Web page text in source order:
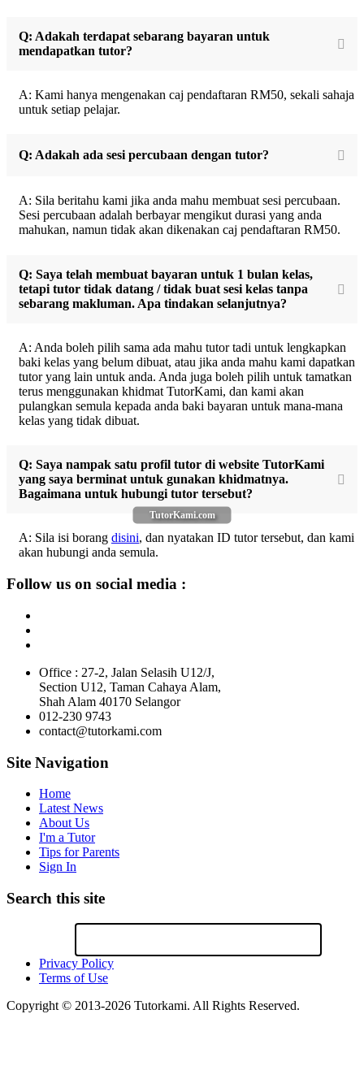
TutorKami.com
Q: Adakah terdapat sebarang bayaran untuk
mendapatkan tutor?
A: Kami hanya mengenakan caj pendaftaran RM50, sekali sahaja
untuk setiap pelajar.
Q: Adakah ada sesi percubaan dengan tutor?
A: Sila beritahu kami jika anda mahu membuat sesi percubaan.
Sesi percubaan adalah berbayar mengikut durasi yang anda
mahukan, namun tidak akan dikenakan caj pendaftaran RM50.
Q: Saya telah membuat bayaran untuk 1 bulan kelas,
tetapi tutor tidak datang / tidak buat sesi kelas tanpa
sebarang makluman. Apa tindakan selanjutnya?
A: Anda boleh pilih sama ada mahu tutor tadi untuk lengkapkan
baki kelas yang belum dibuat, atau jika anda mahu kami dapatkan
tutor yang lain untuk anda. Anda juga boleh pilih untuk tamatkan
terus menggunakan khidmat TutorKami, dan kami akan
pulangkan semula kepada anda baki bayaran untuk mana-mana
kelas yang tidak dibuat.
Q: Saya nampak satu profil tutor di website TutorKami
yang saya berminat untuk gunakan khidmatnya.
Bagaimana untuk hubungi tutor tersebut?
A: Sila isi borang disini, dan nyatakan ID tutor tersebut, dan kami
akan hubungi anda semula.
Follow us on social media :
Office : 27-2, Jalan Selasih U12/J,
Section U12, Taman Cahaya Alam,
Shah Alam 40170 Selangor
012-230 9743
contact@tutorkami.com
Site Navigation
Home
Latest News
About Us
I'm a Tutor
Tips for Parents
Sign In
Search this site
Privacy Policy
Terms of Use
Copyright © 2013-2026 Tutorkami. All Rights Reserved.